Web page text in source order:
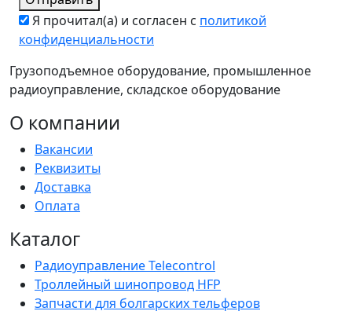
Я прочитал(а) и согласен с политикой
конфиденциальности
Грузоподъемное оборудование, промышленное
радиоуправление, складское оборудование
О компании
Вакансии
Реквизиты
Доставка
Оплата
Каталог
Радиоуправление Telecontrol
Троллейный шинопровод HFP
Запчасти для болгарских тельферов